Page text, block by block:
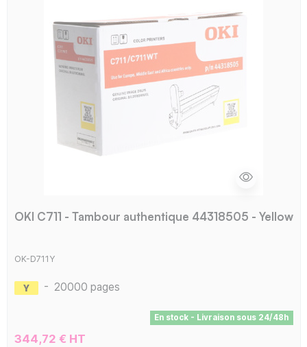
OKI C711 - Tambour authentique 44318505 - Yellow
OK-D711Y
- 20000 pages
En stock - Livraison sous 24/48h
344,72 € HT